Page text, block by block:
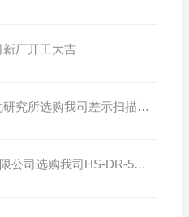
厂开工大吉
中国电子科技集团公司第七研究所选购我司差示扫描量热仪
通标标准技术服务(天津)有限公司选购我司HS-DR-5导热系数测试仪